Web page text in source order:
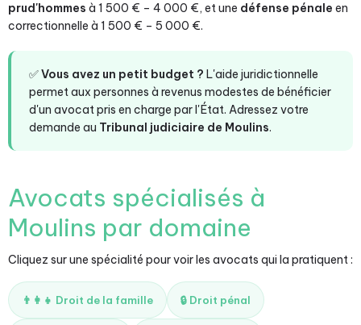
prud'hommes à 1 500 € – 4 000 €, et une défense pénale en
correctionnelle à 1 500 € – 5 000 €.
✅Vous avez un petit budget ? L'aide juridictionnelle
permet aux personnes à revenus modestes de bénéficier
d'un avocat pris en charge par l'État. Adressez votre
demande au Tribunal judiciaire de Moulins.
Avocats spécialisés à
Moulins par domaine
Cliquez sur une spécialité pour voir les avocats qui la pratiquent :
👨‍👩‍👧 Droit de la famille 🔒 Droit pénal